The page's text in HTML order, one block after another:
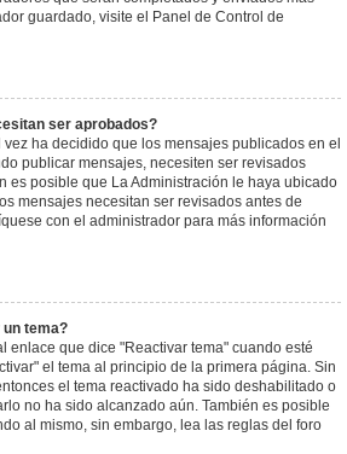
guardado, visite el Panel de Control de
ser aprobados?
ha decidido que los mensajes publicados en el
publicar mensajes, necesiten ser revisados
es posible que La Administración le haya ubicado
mensajes necesitan ser revisados antes de
con el administrador para más información
tema?
enlace que dice "Reactivar tema" cuando esté
el tema al principio de la primera página. Sin
el tema reactivado ha sido deshabilitado o
no ha sido alcanzado aún. También es posible
al mismo, sin embargo, lea las reglas del foro